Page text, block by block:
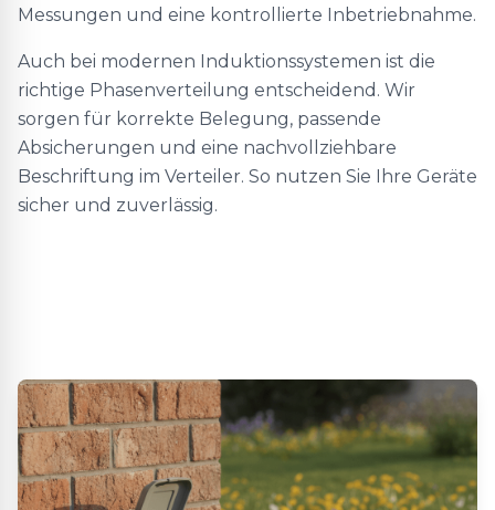
Messungen und eine kontrollierte Inbetriebnahme.
Auch bei modernen Induktionssystemen ist die
richtige Phasenverteilung entscheidend. Wir
sorgen für korrekte Belegung, passende
Absicherungen und eine nachvollziehbare
Beschriftung im Verteiler. So nutzen Sie Ihre Geräte
sicher und zuverlässig.